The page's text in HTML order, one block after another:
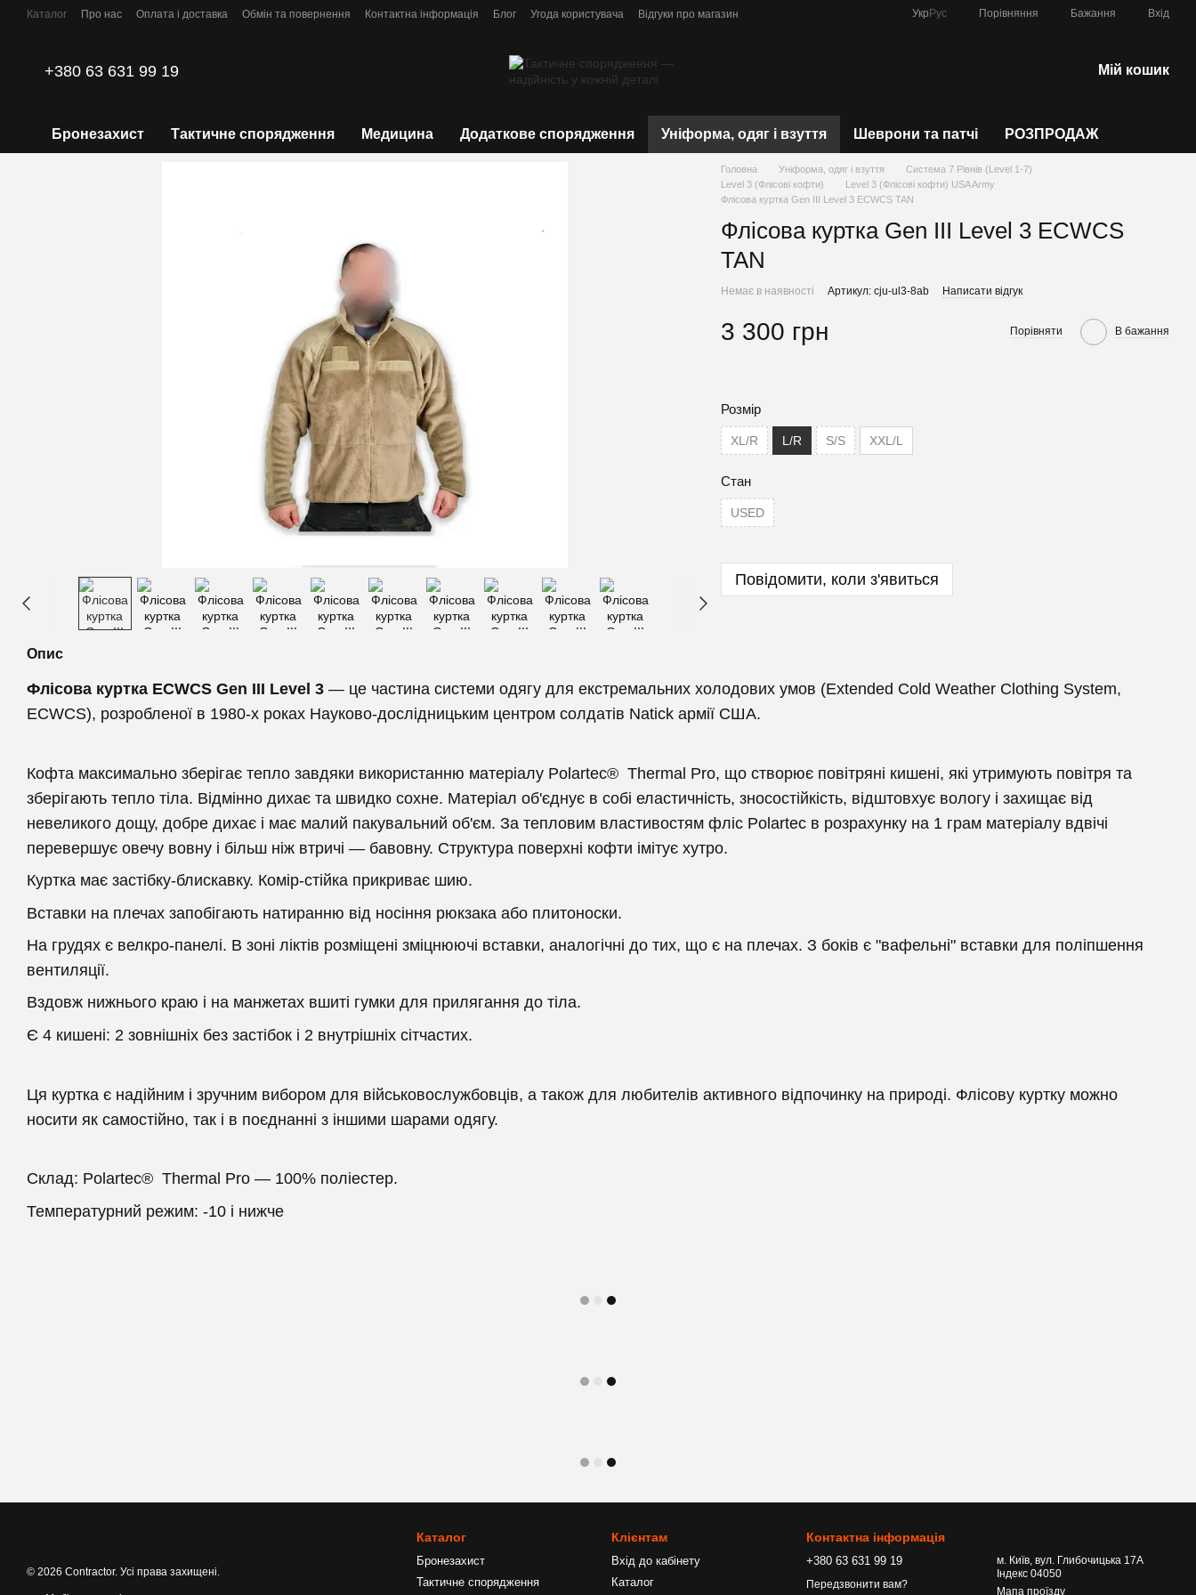
Перейти до основного контенту
Каталог Про нас Оплата і доставка Обмін та повернення Контактна інформація Блог Угода користувача
Відгуки про магазин
Укр Рус Порівняння Бажання Вхід
+380 63 631 99 19 Мій кошик
Бронезахист Тактичне спорядження Медицина Додаткове спорядження Уніформа, одяг і взуття Шеврони та патчі РОЗПРОДАЖ
Головна Уніформа, одяг і взуття
Система 7 Рівнів (Level 1-7)
Level 3 (Флісові кофти)
Level 3 (Флісові кофти) USA Army
Флісова куртка Gen III Level 3 ECWCS TAN
Флісова куртка Gen III Level 3 ECWCS
TAN
Немає в наявності Артикул: cju-ul3-8ab Написати відгук
3 300 грн Порівняти В бажання
Розмір
XL/R L/R S/S XXL/L
Стан
USED
Повідомити, коли з'явиться
Опис
Флісова куртка ECWCS Gen III Level 3 — це частина системи одягу для екстремальних холодових умов (Extended Cold Weather Clothing System,
ECWCS), розробленої в 1980-х роках Науково-дослідницьким центром солдатів Natick армії США.
Кофта максимально зберігає тепло завдяки використанню матеріалу Polartec® Thermal Pro, що створює повітряні кишені, які утримують повітря та
зберігають тепло тіла. Відмінно дихає та швидко сохне. Матеріал об'єднує в собі еластичність, зносостійкість, відштовхує вологу і захищає від
невеликого дощу, добре дихає і має малий пакувальний об'єм. За тепловим властивостям фліс Polartec в розрахунку на 1 грам матеріалу вдвічі
перевершує овечу вовну і більш ніж втричі — бавовну. Структура поверхні кофти імітує хутро.
Куртка має застібку-блискавку. Комір-стійка прикриває шию.
Вставки на плечах запобігають натиранню від носіння рюкзака або плитоноски.
На грудях є велкро-панелі. В зоні ліктів розміщені зміцнюючі вставки, аналогічні до тих, що є на плечах. З боків є "вафельні" вставки для поліпшення
вентиляції.
Вздовж нижнього краю і на манжетах вшиті гумки для прилягання до тіла.
Є 4 кишені: 2 зовнішніх без застібок і 2 внутрішніх сітчастих.
Ця куртка є надійним і зручним вибором для військовослужбовців, а також для любителів активного відпочинку на природі. Флісову куртку можно
носити як самостійно, так і в поєднанні з іншими шарами одягу.
Склад: Polartec® Thermal Pro — 100% поліестер.
Температурний режим: -10 і нижче
© 2026 Contractor. Усі права захищені.
Каталог
Бронезахист
Тактичне спорядження
Клієнтам
Вхід до кабінету
Каталог
Контактна інформація
+380 63 631 99 19
Передзвонити вам?
м. Київ, вул. Глибочицька 17А
Індекс 04050
Мапа проїзду